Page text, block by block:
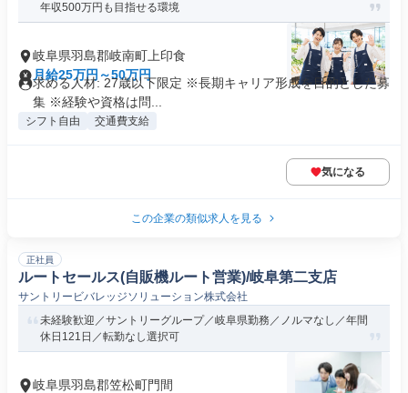
年収500万円も目指せる環境
岐阜県羽島郡岐南町上印食
月給25万円～50万円
求める人材: 27歳以下限定 ※長期キャリア形成を目的とした募
集 ※経験や資格は問...
シフト自由 交通費支給
気になる
この企業の類似求人を見る
正社員
ルートセールス(自販機ルート営業)/岐阜第二支店
サントリービバレッジソリューション株式会社
未経験歓迎／サントリーグループ／岐阜県勤務／ノルマなし／年間
休日121日／転勤なし選択可
岐阜県羽島郡笠松町門間